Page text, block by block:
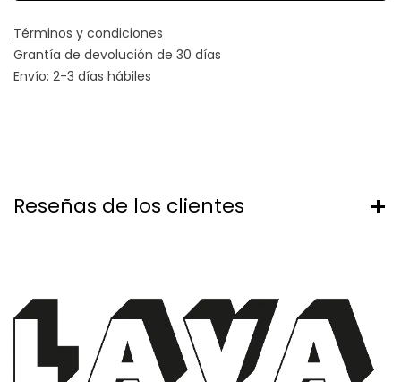
Términos y condiciones
Grantía de devolución de 30 días
Envío: 2-3 días hábiles
Reseñas de los clientes